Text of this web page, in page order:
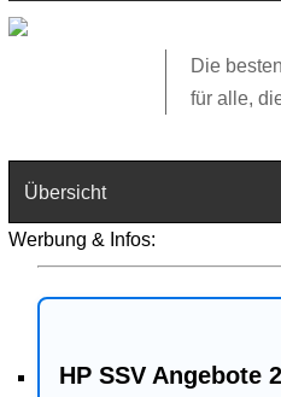
Die
für alle,
Übersicht
Technik
Web
Werbung & Infos:
HP SSV Angebote